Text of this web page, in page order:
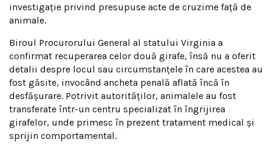
investigație privind presupuse acte de cruzime față de
animale.
Biroul Procurorului General al statului Virginia a
confirmat recuperarea celor două girafe, însă nu a oferit
detalii despre locul sau circumstanțele în care acestea au
fost găsite, invocând ancheta penală aflată încă în
desfășurare. Potrivit autorităților, animalele au fost
transferate într-un centru specializat în îngrijirea
girafelor, unde primesc în prezent tratament medical și
sprijin comportamental.